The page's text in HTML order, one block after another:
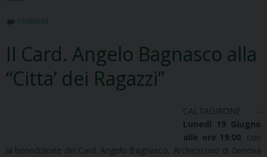
COMMENT
Il Card. Angelo Bagnasco alla
“Citta’ dei Ragazzi”
CALTAGIRONE –
Lunedì 19 Giugno
alle ore 19.00, con
la benedizione del Card. Angelo Bagnasco, Arcivescovo di Genova